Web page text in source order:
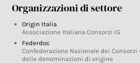
Organizzazioni di settore
Origin Italia
Associazione Italiana Consorzi IG
Federdoc
Confederazione Nazionale dei
delle denominazioni di origine